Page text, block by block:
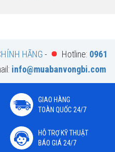
HÃNG - Hotline: 0961
info@muabanvongbi.com
GIAO HÀNG
TOÀN QUỐC 24/7
HỖ TRỢ KỸ THUẬT
BÁO GIÁ 24/7